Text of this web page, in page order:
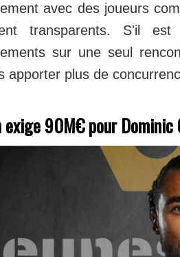
avec des joueurs
transparents. S'il
sur une seul
apporter plus de
exige 90M€ pour